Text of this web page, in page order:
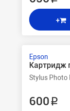
+
Epson
Картридж
Stylus Photo
600 ₽